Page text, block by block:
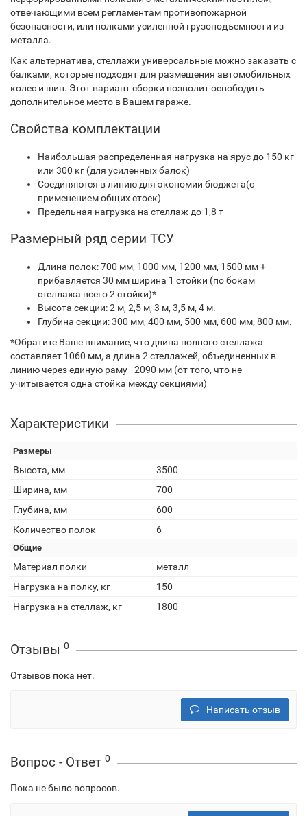
отвечающими всем регламентам противопожарной
безопасности, или полками усиленной грузоподъемности из
металла.
Как альтернатива, стеллажи универсальные можно заказать с
балками, которые подходят для размещения автомобильных
колес и шин. Этот вариант сборки позволит освободить
дополнительное место в Вашем гараже.
Свойства комплектации
Наибольшая распределенная нагрузка на ярус до 150 кг
или 300 кг (для усиленных балок)
Соединяются в линию для экономии бюджета(с
применением общих стоек)
Предельная нагрузка на стеллаж до 1,8 т
Размерный ряд серии ТСУ
Длина полок: 700 мм, 1000 мм, 1200 мм, 1500 мм +
прибавляется 30 мм ширина 1 стойки (по бокам
стеллажа всего 2 стойки)*
Высота секции: 2 м, 2,5 м, 3 м, 3,5 м, 4 м.
Глубина секции: 300 мм, 400 мм, 500 мм, 600 мм, 800 мм.
*Обратите Ваше внимание, что длина полного стеллажа
составляет 1060 мм, а длина 2 стеллажей, объединенных в
линию через единую раму - 2090 мм (от того, что не
учитывается одна стойка между секциями)
Характеристики
Размеры
Высота, мм
3500
Ширина, мм
700
Глубина, мм
600
Количество полок
6
Общие
Материал полки
металл
Нагрузка на полку, кг
150
Нагрузка на стеллаж, кг
1800
Отзывы 0
Отзывов пока нет.
Написать отзыв
Вопрос - Ответ 0
Пока не было вопросов.